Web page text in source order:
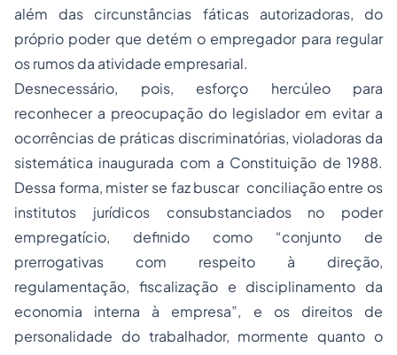
além das circunstâncias fáticas autorizadoras, do
próprio poder que detém o empregador para regular
os rumos da atividade empresarial.
Desnecessário, pois, esforço hercúleo para
reconhecer a preocupação do legislador em evitar a
ocorrências de práticas discriminatórias, violadoras da
sistemática inaugurada com a Constituição de 1988.
Dessa forma, mister se faz buscar conciliaçãoentre os
institutos jurídicos consubstanciados no poder
empregatício, definido como “conjunto de
prerrogativas com respeito à direção,
regulamentação, fiscalizaçãoe disciplinamento da
economia interna à empresa”, e os direitos de
personalidade do trabalhador, mormente quanto o